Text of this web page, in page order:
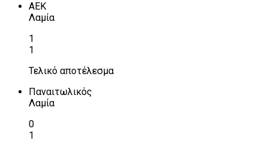
ΑΕΚ
Λαμία
1
1
Τελικό αποτέλεσμα
Παναιτωλικός
Λαμία
0
1